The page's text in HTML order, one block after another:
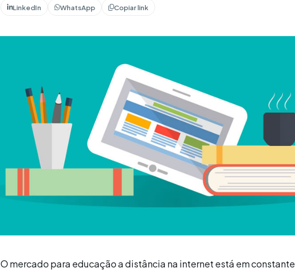
LinkedIn WhatsApp Copiar link
O mercado para educação a distância na internet está em constante